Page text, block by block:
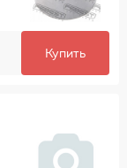
Купить